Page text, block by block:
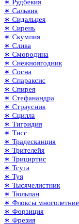
∗ Рудбекия
∗ Сальвия
∗ Сидальцея
∗ Сирень
∗ Скумпия
∗ Слива
∗ Смородина
∗ Снежноягодник
∗ Сосна
∗ Спараксис
∗ Спирея
∗ Стефанандра
∗ Страусник
∗ Сцилла
∗ Тигридия
∗ Тисс
∗ Традесканция
∗ Трителейя
∗ Трициртис
∗ Тсуга
∗ Туя
∗ Тысячелистник
∗ Тюльпан
∗ Флоксы многолетние
∗ Форзиция
∗ Фрезия